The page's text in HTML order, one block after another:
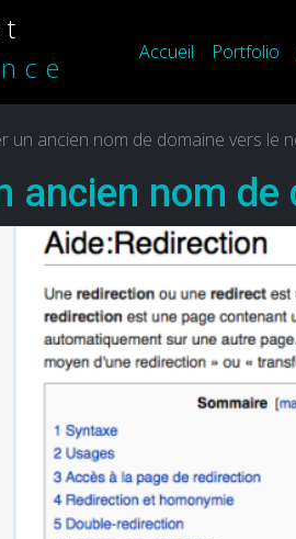
Accueil Portfolio
un ancien nom de domaine vers le
ancien nom